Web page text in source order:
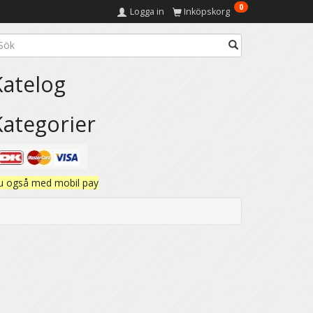
Inköpskorg 0
Logga in
også med mobil pay